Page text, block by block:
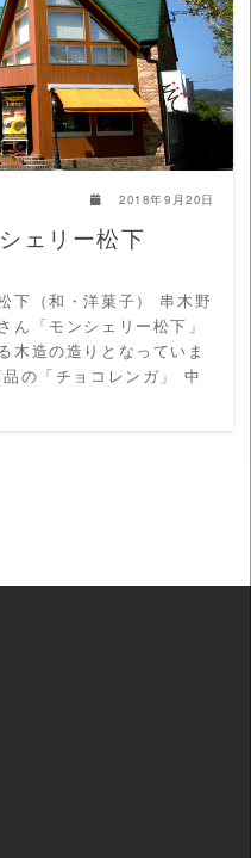
2018年9月20日
ェリー松下
下（和・洋菓子） 串木野
ん「モンシェリー松下」
木造の造りとなっていま
の「チョコレンガ」 中